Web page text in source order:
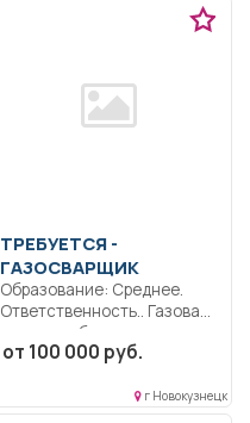
ТРЕБУЕТСЯ -
ГАЗОСВАРЩИК
Образование: Среднее.
Ответственность.. Газовая
сварка любых, в том числе
особо...
от 100 000 руб.
г Новокузнецк